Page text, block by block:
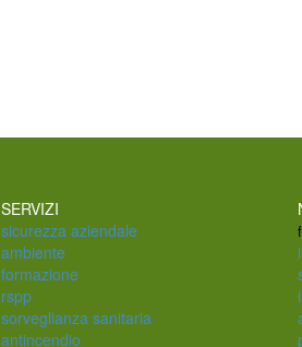
SERVIZI
sicurezza aziendale
ambiente
formazione
rspp
sorveglianza sanitaria
antincendio